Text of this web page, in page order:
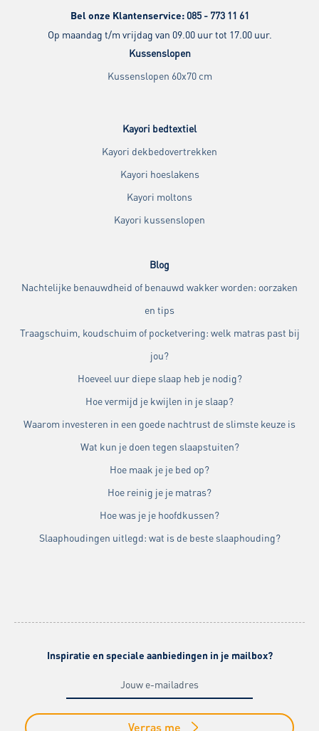
Bel onze Klantenservice: 085 - 773 11 61
Op maandag t/m vrijdag van 09.00 uur tot 17.00 uur.
Kussenslopen
Kussenslopen 60x70 cm
Kayori bedtextiel
Kayori dekbedovertrekken
Kayori hoeslakens
Kayori moltons
Kayori kussenslopen
Blog
Nachtelijke benauwdheid of benauwd wakker worden: oorzaken
en tips
Traagschuim, koudschuim of pocketvering: welk matras past bij
jou?
Hoeveel uur diepe slaap heb je nodig?
Hoe vermijd je kwijlen in je slaap?
Waarom investeren in een goede nachtrust de slimste keuze is
Wat kun je doen tegen slaapstuiten?
Hoe maak je je bed op?
Hoe reinig je je matras?
Hoe was je je hoofdkussen?
Slaaphoudingen uitlegd: wat is de beste slaaphouding?
Inspiratie en speciale aanbiedingen in je mailbox?
Verras me